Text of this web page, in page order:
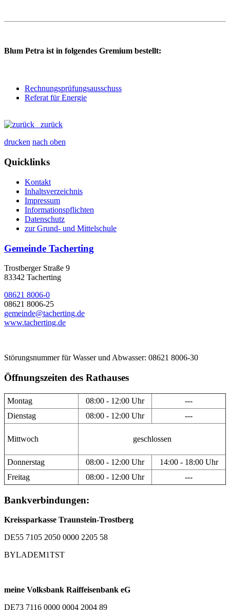
Blum Petra ist in folgendes Gremium bestellt:
Rechnungsprüfungsausschuss
Referat für Energie
zurück
drucken nach oben
Quicklinks
Kontakt
Inhaltsverzeichnis
Impressum
Informationspflichten
Datenschutz
zur Grund- und Mittelschule
Gemeinde Tacherting
Trostberger Straße 9
83342 Tacherting
08621 8006-0
08621 8006-25
gemeinde@tacherting.de
www.tacherting.de
Störungsnummer für Wasser und Abwasser: 08621 8006-30
Öffnungszeiten des Rathauses
Montag 08:00 - 12:00 Uhr
---
Dienstag
08:00 - 12:00 Uhr ---
Mittwoch geschlossen
Donnerstag 08:00 - 12:00 Uhr
14:00 - 18:00 Uhr
Freitag
08:00 - 12:00 Uhr ---
Bankverbindungen:
Kreissparkasse Traunstein-Trostberg
DE55 7105 2050 0000 2205 58
BYLADEM1TST
meine Volksbank Raiffeisenbank eG
DE73 7116 0000 0004 2004 89